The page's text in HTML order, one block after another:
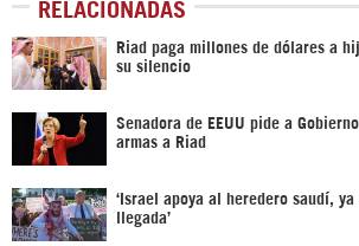
RELACIONADAS
Riad paga millones de dólares a
su silencio
Senadora de EEUU pide a
armas a Riad
‘Israel apoya al heredero saudí,
llegada’